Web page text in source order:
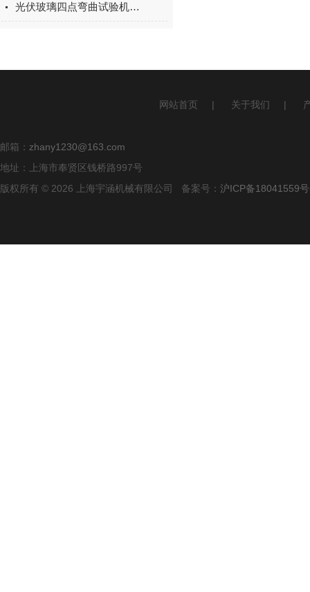
光伏玻璃四点弯曲试验机的重要性
网站首页 | 关于我们 |
邮箱： zhany1230@163.com
地址：上海市奉贤区钱桥路997号
版权所有 © 2026 上海宇涵机械有限公司 备案号： 沪ICP备18041559